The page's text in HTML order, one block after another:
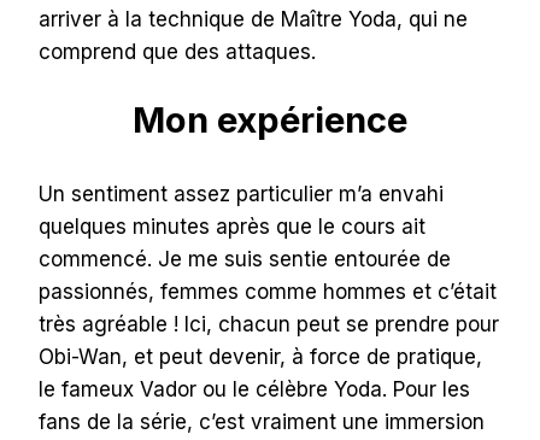
arriver à la technique de Maître Yoda, qui ne
comprend que des attaques.
Mon expérience
Un sentiment assez particulier m’a envahi
quelques minutes après que le cours ait
commencé. Je me suis sentie entourée de
passionnés, femmes comme hommes et c’était
très agréable ! Ici, chacun peut se prendre pour
Obi-Wan, et peut devenir, à force de pratique,
le fameux Vador ou le célèbre Yoda. Pour les
fans de la série, c’est vraiment une immersion